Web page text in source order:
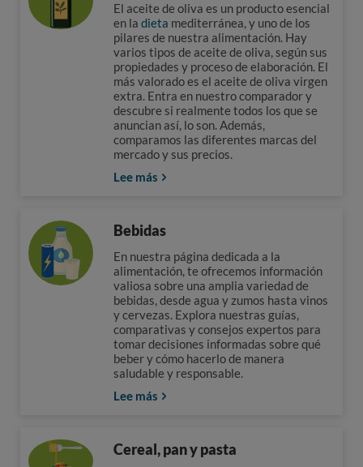
El aceite de oliva es un producto esencial
en la dieta mediterránea, y uno de los
pilares de nuestra alimentación. Hay
varios tipos de aceite de oliva, según sus
propiedades y proceso de elaboración. El
más valorado es el aceite de oliva virgen
extra. Entra en nuestro comparador y
descubre si realmente todos los que se
anuncian así, lo son. Además,
comparamos las diferentes marcas del
mercado y sus precios.
Lee más
Bebidas
En nuestra página dedicada a la
alimentación, te ofrecemos información
valiosa sobre una amplia variedad de
bebidas, desde agua y zumos hasta vinos
y cervezas. Explora nuestras guías,
comparativas y consejos expertos para
tomar decisiones informadas sobre qué
beber y cómo hacerlo de manera
saludable y responsable.
Lee más
Cereal, pan y pasta